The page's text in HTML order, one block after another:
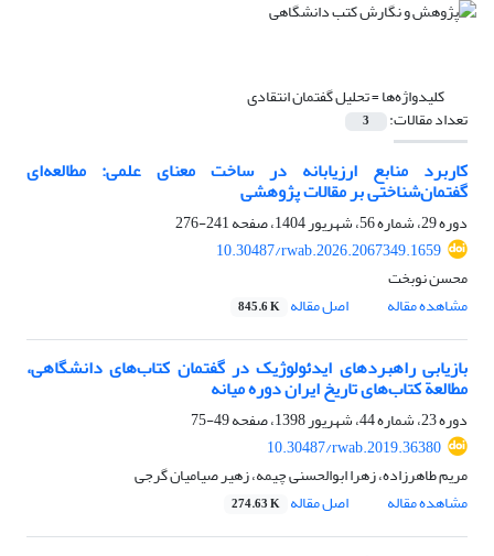
کلیدواژه‌ها =تحلیل گفتمان انتقادی
تعداد مقالات: 3
کاربرد منابع ارزیابانه در ساخت معنای علمی: مطالعه‌ای
گفتمان‌شناختی بر مقالات پژوهشی
دوره 29، شماره 56، شهریور 1404، صفحه
241-276
10.30487/rwab.2026.2067349.1659
محسن نوبخت
مشاهده مقاله
اصل مقاله 845.6 K
بازیابی راهبردهای ایدئولوژیک در گفتمان کتاب‌های دانشگاهی،
مطالعة کتاب‌های تاریخ ایران دوره میانه
دوره 23، شماره 44، شهریور 1398، صفحه
49-75
10.30487/rwab.2019.36380
مریم طاهرزاده، زهرا ابوالحسنی چیمه، زهیر صیامیان گرجی
مشاهده مقاله
اصل مقاله 274.63 K